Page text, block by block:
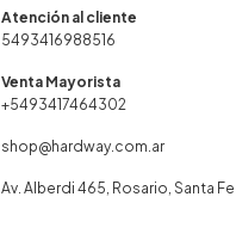
5493416988516
+5493417464302
shop@hardway.com.ar
Av. Alberdi 465, Rosario, Santa